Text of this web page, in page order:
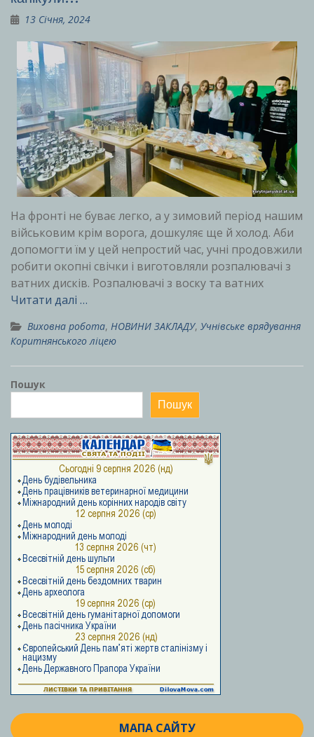
13 Січня, 2024
На фронті не буває легко, а у зимовий період нашим
військовим крім ворога, дошкуляє ще й холод. Аби
допомогти їм у цей непростий час, учні продовжили
робити окопні свічки і виготовляли розпалювачі з
ватних дисків. Розпалювачі з воску та ватних
Читати далі …
Виховна робота, НОВИНИ ЗАКЛАДУ, Учнівське врядування
Коритнянського ліцею
Пошук
Пошук
МАПА САЙТУ